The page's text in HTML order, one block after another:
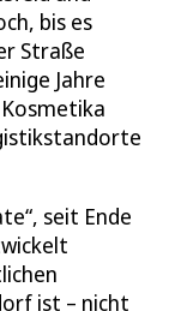
bis es
Straße
Jahre
seit Ende
ist – nicht